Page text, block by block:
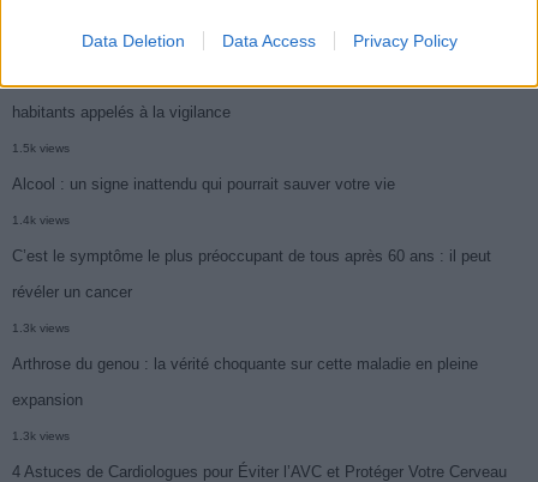
Data Deletion Data Access Privacy Policy
habitants appelés à la vigilance
1.5k views
Alcool : un signe inattendu qui pourrait sauver votre vie
1.4k views
C’est le symptôme le plus préoccupant de tous après 60 ans : il peut
révéler un cancer
1.3k views
Arthrose du genou : la vérité choquante sur cette maladie en pleine
expansion
1.3k views
4 Astuces de Cardiologues pour Éviter l’AVC et Protéger Votre Cerveau